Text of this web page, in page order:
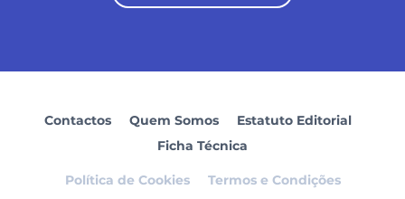
Contactos Quem Somos
Estatuto Editorial
Ficha Técnica
Política de Cookies
Termos e Condições